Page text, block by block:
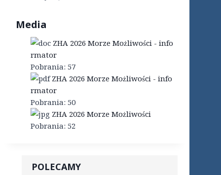
Media
ZHA 2026 Morze Możliwości - info
rmator
Pobrania: 57
ZHA 2026 Morze Możliwości - info
rmator
Pobrania: 50
ZHA 2026 Morze Możliwości
Pobrania: 52
POLECAMY